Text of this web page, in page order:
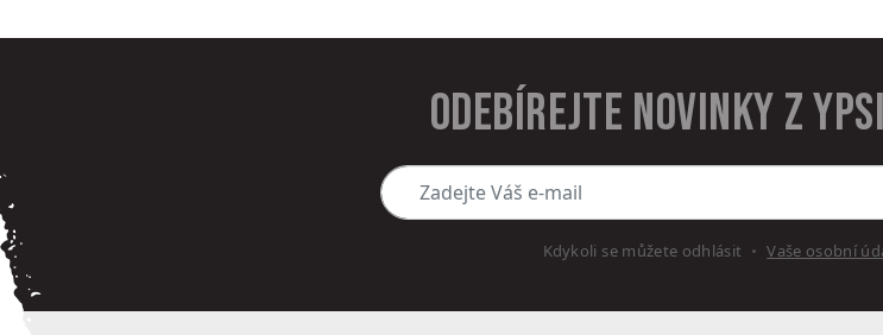
Odebírejte novinky z
Zadejte Váš e-mail
Kdykoli se můžete odhlásit Vaše osobní